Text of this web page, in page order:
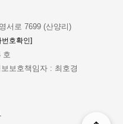
서로 7699 (산양리)
번호확인]
호
보호책임자 : 최호경